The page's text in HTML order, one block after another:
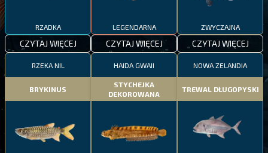
RZADKA
CZYTAJ WIĘCEJ
LEGENDARNA
CZYTAJ WIĘCEJ
ZWYCZAJNA
CZYTAJ WIĘCEJ
RZEKA NIL
BRYKINUS
HAIDA GWAII
STYCHEJKA
DEKOROWANA
NOWA ZELANDIA
TREWAL DŁUGOPYSKI